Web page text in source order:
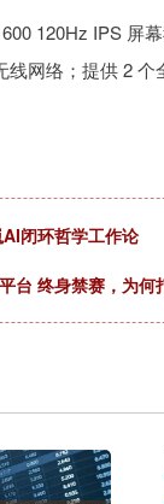
120Hz IPS 屏
线网络；提供 2
闭环哲学工作论
台 终身禁赛，为